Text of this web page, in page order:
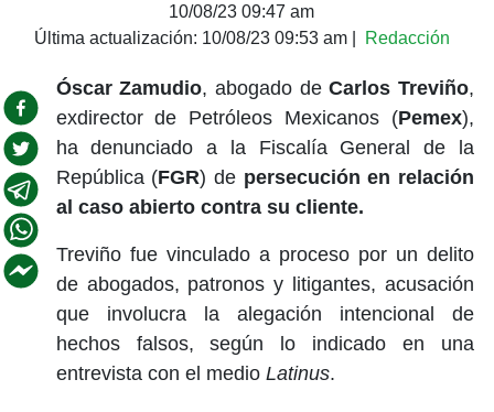
10/08/23 09:47 am
Última actualización: 10/08/23 09:53 am| Redacción
Óscar Zamudio, abogado deCarlos Treviño,
exdirector de Petróleos Mexicanos (Pemex),
ha denunciado a la Fiscalía General de la
República (FGR) de persecución en relación
al caso abierto contra su cliente.
Treviño fue vinculado a proceso por un delito
de abogados, patronos y litigantes, acusación
que involucra la alegación intencional de
hechos falsos, según lo indicado en una
entrevista con el medio Latinus.